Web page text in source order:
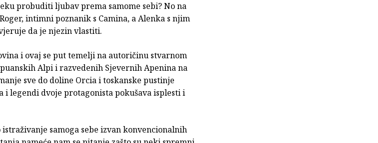
probuditi ljubav prema samome sebi? No na
intimni poznanik s Camina, a Alenka s njim
da je njezin vlastiti.
i ovaj se put temelji na autoričinu stvarnom
Alpi i razvedenih Sjevernih Apenina na
sve do doline Orcia i toskanske pustinje
i legendi dvoje protagonista pokušava isplesti i
samoga sebe izvan konvencionalnih